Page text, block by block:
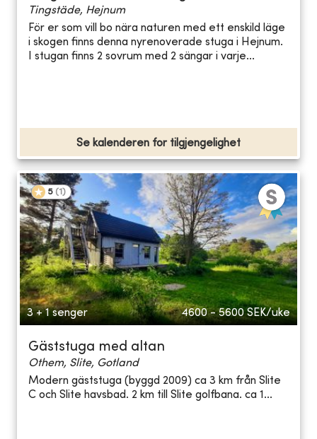
Tingstäde, Hejnum
För er som vill bo nära naturen med ett enskild läge
i skogen finns denna nyrenoverade stuga i Hejnum.
I stugan finns 2 sovrum med 2 sängar i varje...
Se kalenderen for tilgjengelighet
5 (1 )
3 + 1 senger 4600 - 5600 SEK/uke
Gäststuga med altan
Othem, Slite, Gotland
Modern gäststuga (byggd 2009) ca 3 km från Slite
C och Slite havsbad. 2 km till Slite golfbana. ca 1...